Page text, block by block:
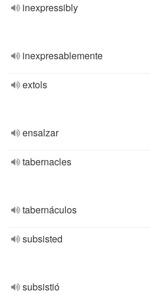
inexpressibly
inexpresablemente
extols
ensalzar
tabernacles
tabernáculos
subsisted
subsistió